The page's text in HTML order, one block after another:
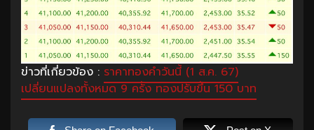
ข่าวที่เกี่ยวข้อง : ราคาทองคำวันนี้ (1 ส.ค. 67)
เปลี่ยนแปลงทั้งหมด 9 ครั้ง ทองปรับขึ้น 150 บาท